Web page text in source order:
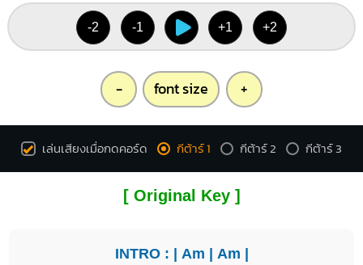
-2 -1 +1 +2
- font size +
เล่นเสียงเมื่อกดคอร์ด กีต้าร์ 1 กีต้าร์ 2 กีต้าร์ 3
[ Original Key ]
INTRO : | Am | Am |